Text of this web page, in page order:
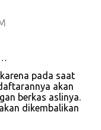
pada saat
akan
berkas aslinya.
dikembalikan